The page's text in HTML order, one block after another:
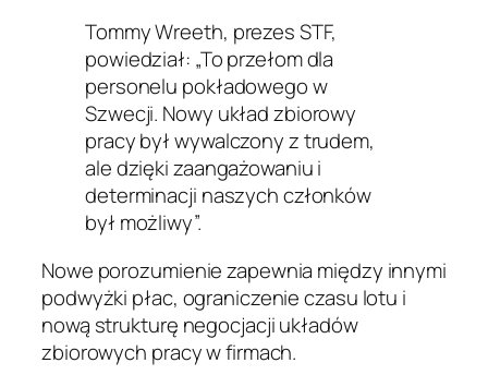
Tommy Wreeth, prezes STF,
powiedział: „To przełom dla
personelu pokładowego w
Szwecji. Nowy układ zbiorowy
pracy był wywalczony z trudem,
ale dzięki zaangażowaniu i
determinacji naszych członków
był możliwy”.
Nowe porozumienie zapewnia między innymi
podwyżki płac, ograniczenie czasu lotu i
nową strukturę negocjacji układów
zbiorowych pracy w firmach.